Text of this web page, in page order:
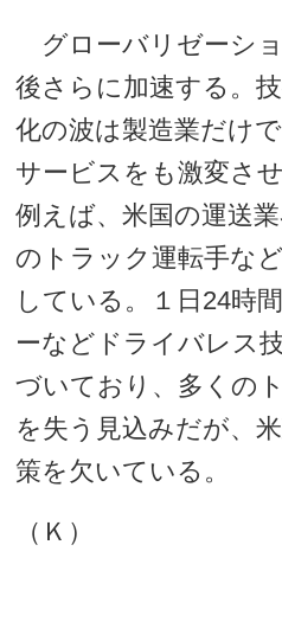
グローバリゼーシ
後さらに加速する。
化の波は製造業だけ
サービスをも激変さ
例えば、米国の運送
のトラック運転手な
している。１日24時
ーなどドライバレス
づいており、多くの
を失う見込みだが、
策を欠いている。
（Ｋ）